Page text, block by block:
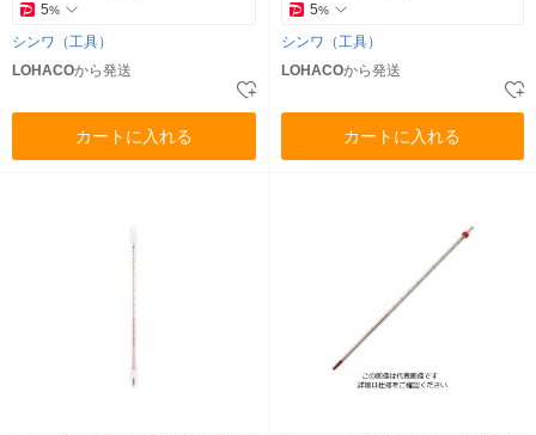
5%
シンワ（工具）
LOHACOから発送
カートに入れる
5%
シンワ（工具）
LOHACOから発送
カートに入れる